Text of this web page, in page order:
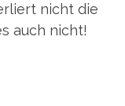
nicht die
auch nicht!